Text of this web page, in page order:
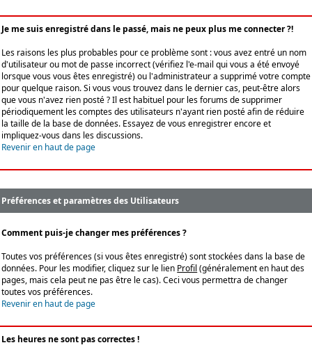
Je me suis enregistré dans le passé, mais ne peux plus me connecter ?!
Les raisons les plus probables pour ce problème sont : vous avez entré un nom
d'utilisateur ou mot de passe incorrect (vérifiez l'e-mail qui vous a été envoyé
lorsque vous vous êtes enregistré) ou l'administrateur a supprimé votre compte
pour quelque raison. Si vous vous trouvez dans le dernier cas, peut-être alors
que vous n'avez rien posté ? Il est habituel pour les forums de supprimer
périodiquement les comptes des utilisateurs n'ayant rien posté afin de réduire
la taille de la base de données. Essayez de vous enregistrer encore et
impliquez-vous dans les discussions.
Revenir en haut de page
Préférences et paramètres des Utilisateurs
Comment puis-je changer mes préférences ?
Toutes vos préférences (si vous êtes enregistré) sont stockées dans la base de
données. Pour les modifier, cliquez sur le lien Profil (généralement en haut des
pages, mais cela peut ne pas être le cas). Ceci vous permettra de changer
toutes vos préférences.
Revenir en haut de page
Les heures ne sont pas correctes !